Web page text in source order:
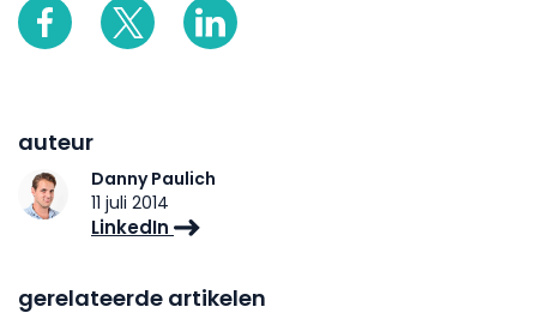
auteur
Danny Paulich
11 juli 2014
LinkedIn
gerelateerde artikelen